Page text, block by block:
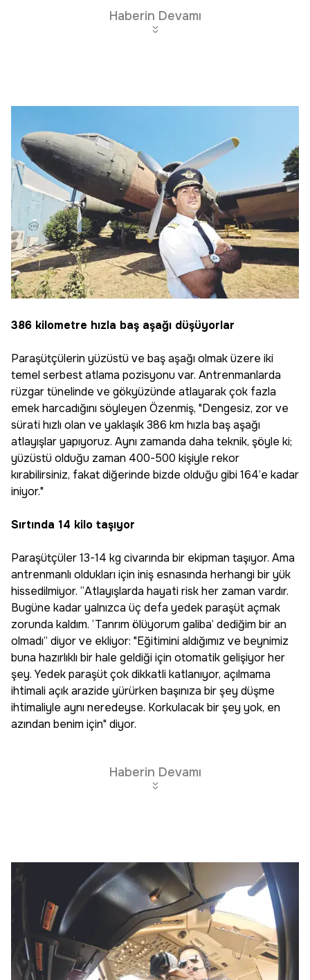
Haberin Devamı
386 kilometre hızla baş aşağı düşüyorlar
Paraşütçülerin yüzüstü ve baş aşağı olmak üzere iki
temel serbest atlama pozisyonu var. Antrenmanlarda
rüzgar tünelinde ve gökyüzünde atlayarak çok fazla
emek harcadığını söyleyen Özenmiş, "Dengesiz, zor ve
sürati hızlı olan ve yaklaşık 386 km hızla baş aşağı
atlayışlar yapıyoruz. Aynı zamanda daha teknik, şöyle ki;
yüzüstü olduğu zaman 400-500 kişiyle rekor
kırabilirsiniz, fakat diğerinde bizde olduğu gibi 164’e kadar
iniyor."
Sırtında 14 kilo taşıyor
Paraşütçüler 13-14 kg civarında bir ekipman taşıyor. Ama
antrenmanlı oldukları için iniş esnasında herhangi bir yük
hissedilmiyor. “Atlayışlarda hayati risk her zaman vardır.
Bugüne kadar yalnızca üç defa yedek paraşüt açmak
zorunda kaldım. ‘Tanrım ölüyorum galiba’ dediğim bir an
olmadı” diyor ve ekliyor: "Eğitimini aldığımız ve beynimiz
buna hazırlıklı bir hale geldiği için otomatik gelişiyor her
şey. Yedek paraşüt çok dikkatli katlanıyor, açılmama
ihtimali açık arazide yürürken başınıza bir şey düşme
ihtimaliyle aynı neredeyse. Korkulacak bir şey yok, en
azından benim için" diyor.
Haberin Devamı